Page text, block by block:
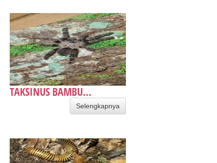
TAKSINUS BAMBU...
Selengkapnya